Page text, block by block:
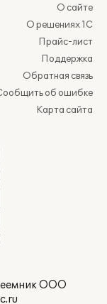
О сайте
О решениях 1С
Прайс-лист
Поддержка
Обратная связь
об ошибке
Карта сайта
ООО